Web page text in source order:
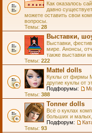
Как оказалось
давно
можете оставить свои
вопросы.
Темы: 28
Выставки,
Выставки,
мире. Анонсы,
также выставки
Темы: 222
Mattel dolls
Куклы от фирмы
другие куклы от
Подфорумы:
Темы: 388
Tonner dolls
Всё о куклах
больших и
Подфорум:
Темы: 93